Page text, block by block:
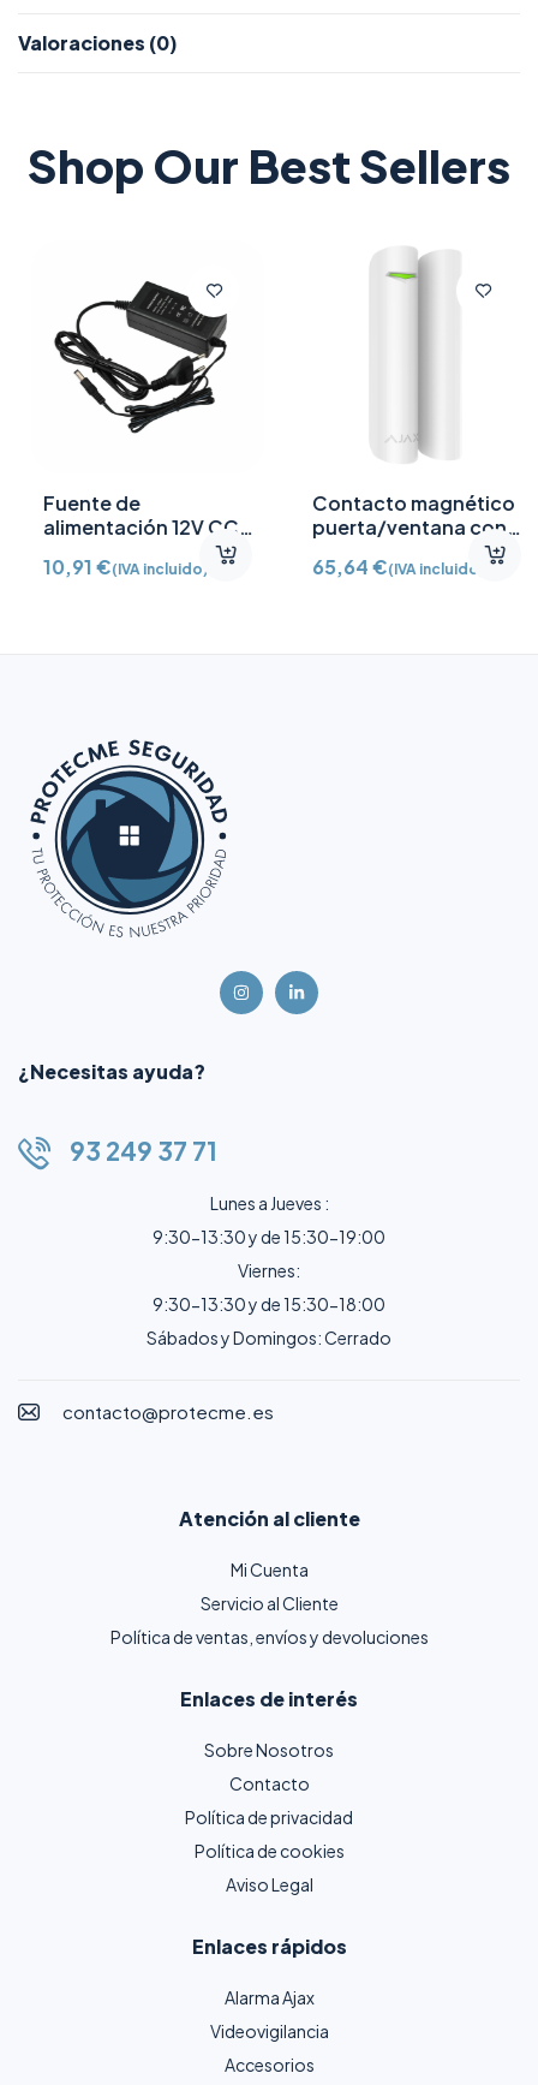
Valoraciones (0)
Shop Our Best Sellers
Fuente de
alimentación 12V CC
10,91€(IVA incluido)
Contacto magnético
puerta/ventana con
Detector vibración e
inclinación AJ-
65,64€(IVA incluido)
¿Necesitas ayuda?
93 249 37 71
Lunes a Jueves :
9:30-13:30 y de 15:30-19:00
Viernes:
9:30-13:30 y de 15:30-18:00
Sábados y Domingos: Cerrado
contacto@protecme.es
Atención al cliente
Mi Cuenta
Servicio al Cliente
Política de ventas, envíos y devoluciones
Enlaces de interés
Sobre Nosotros
Contacto
Política de privacidad
Política de cookies
Aviso Legal
Enlaces rápidos
Alarma Ajax
Videovigilancia
Accesorios